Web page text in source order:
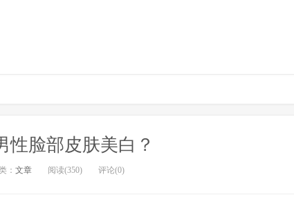
性脸部皮肤美白？
： 文章 阅读(350) 评论(0)